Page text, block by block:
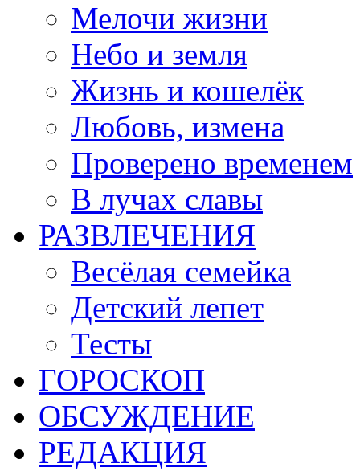
Мелочи жизни
Небо и земля
Жизнь и кошелёк
Любовь, измена
Проверено временем
В лучах славы
РАЗВЛЕЧЕНИЯ
Весёлая семейка
Детский лепет
Тесты
ГОРОСКОП
ОБСУЖДЕНИЕ
РЕДАКЦИЯ